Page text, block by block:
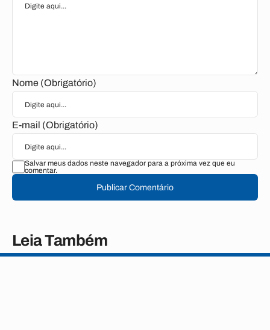
Nome (Obrigatório)
E-mail (Obrigatório)
Salvar meus dados neste navegador para a próxima vez que eu
comentar.
Publicar Comentário
Leia Também